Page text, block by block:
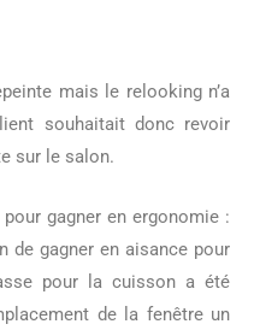
mais le relooking n’a
souhaitait donc revoir
sur le salon.
gagner en ergonomie :
de gagner en aisance pour
pour la cuisson a été
de la fenêtre un